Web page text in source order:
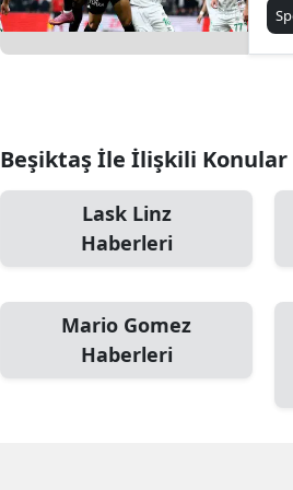
Beşiktaş İle İlişkili Konular
Lask Linz
Haberleri
Mario Gomez
Haberleri